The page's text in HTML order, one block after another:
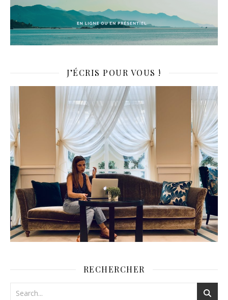
J’ÉCRIS POUR VOUS !
RECHERCHER